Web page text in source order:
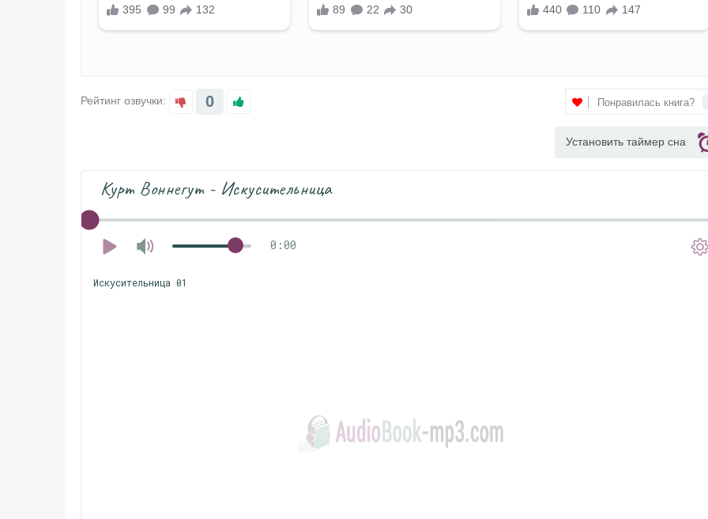
Рейтинг озвучки: 0 Понравилась книга?
Установить таймер сна
Курт Воннегут - Искусительница
0:00
Искусительница 01